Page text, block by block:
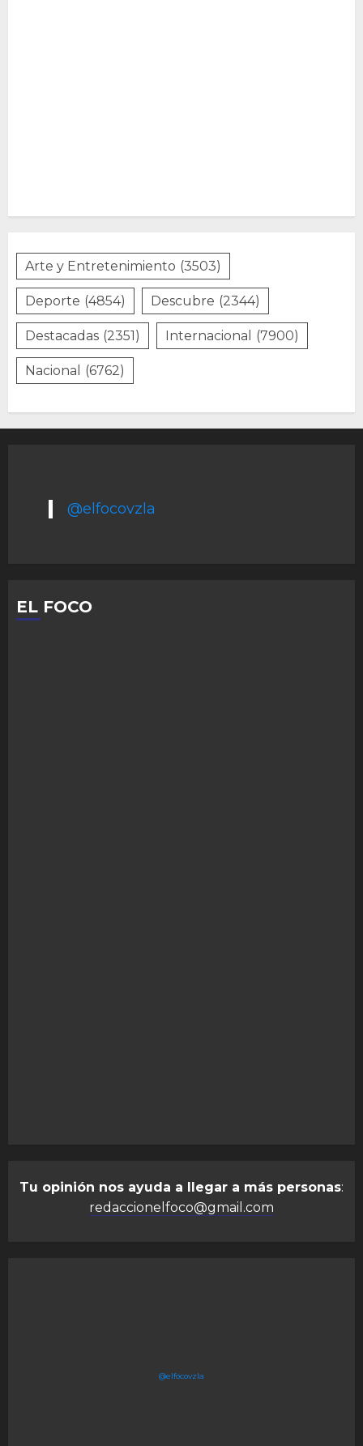
Arte y Entretenimiento (3503)
Deporte (4854) Descubre (2344)
Destacadas (2351) Internacional (7900)
Nacional (6762)
@elfocovzla
EL FOCO
Tu opinión nos ayuda a llegar a más personas:
redaccionelfoco@gmail.com
@elfocovzla